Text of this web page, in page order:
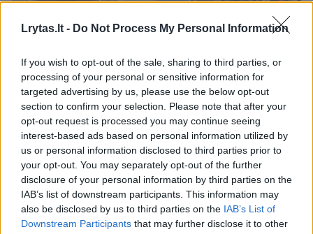
Lrytas.lt - Do Not Process My Personal Information
If you wish to opt-out of the sale, sharing to third parties, or
processing of your personal or sensitive information for
targeted advertising by us, please use the below opt-out
section to confirm your selection. Please note that after your
opt-out request is processed you may continue seeing
interest-based ads based on personal information utilized by
us or personal information disclosed to third parties prior to
your opt-out. You may separately opt-out of the further
disclosure of your personal information by third parties on the
IAB’s list of downstream participants. This information may
also be disclosed by us to third parties on the IAB’s List of
Downstream Participants that may further disclose it to other
Dakaro lenktynininkės laužo stereotipus: jų
Auto 2021-01-11